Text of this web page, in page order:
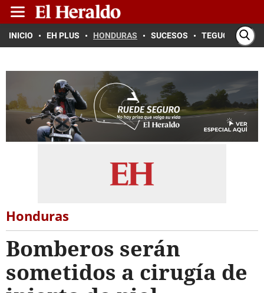
INICIO EH PLUS HONDURAS SUCESOS TEGUCIGALPA
Honduras
Bomberos serán
sometidos a cirugía de